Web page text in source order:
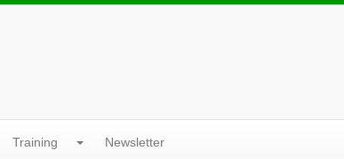
Training Newsletter